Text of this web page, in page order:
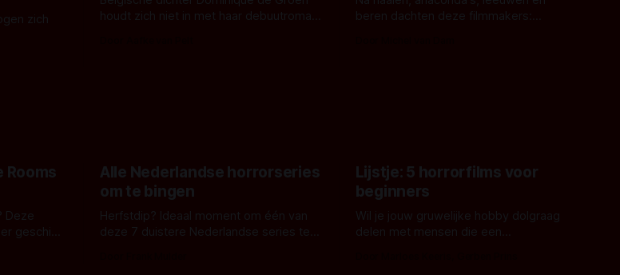
zich
houdt zich niet in met haar debuutroman.
beren dachten deze filmmakers:
Rooms
Deze
geschikt
Alle Nederlandse horrorseries
om te bingen
Herfstdip? Ideaal moment om één van
deze 7 duistere Nederlandse series te
Lijstje: 5 horrorfilms voor
beginners
Wil je jouw gruwelijke hobby dolgraag
delen met mensen die een